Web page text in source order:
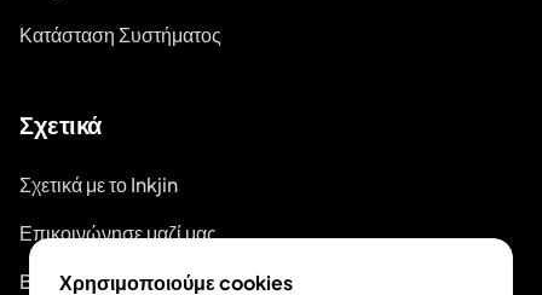
Κατάσταση Συστήματος
Σχετικά
Σχετικά με το Inkjin
Επικοινώνησε μαζί μας
Branding Kit
Χρησιμοποιούμε cookies